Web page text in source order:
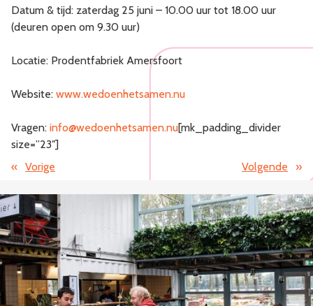
Datum & tijd: zaterdag 25 juni – 10.00 uur tot 18.00 uur
(deuren open om 9.30 uur)
Locatie: Prodentfabriek Amersfoort
Website: www.wedoenhetsamen.nu
Vragen: info@wedoenhetsamen.nu[mk_padding_divider
size=”23″]
« Vorige Volgende »